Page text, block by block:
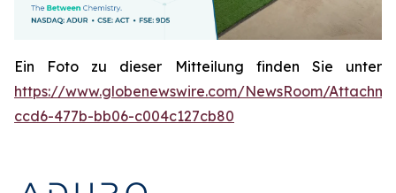
Ein Foto zu dieser Mitteilung finden Sie unter
https://www.globenewswire.com/NewsRoom/
ccd6-477b-bb06-c004c127cb80